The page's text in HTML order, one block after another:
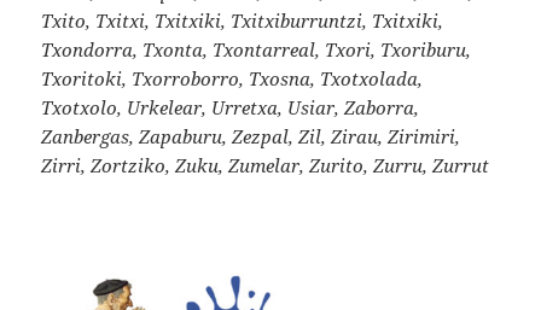
Txito, Txitxi, Txitxiki, Txitxiburruntzi, Txitxiki,
Txondorra, Txonta, Txontarreal, Txori, Txoriburu,
Txoritoki, Txorroborro, Txosna, Txotxolada,
Txotxolo, Urkelear, Urretxa, Usiar, Zaborra,
Zanbergas, Zapaburu, Zezpal, Zil, Zirau, Zirimiri,
Zirri, Zortziko, Zuku, Zumelar, Zurito, Zurru, Zurrut